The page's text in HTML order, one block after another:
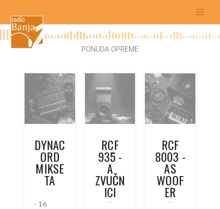
content
PONUDA OPREME
DYNAC
ORD
MIKSE
TA
- 16
RCF
935 -
A
ZVUČN
ICI
RCF
8003 -
AS
WOOF
ER